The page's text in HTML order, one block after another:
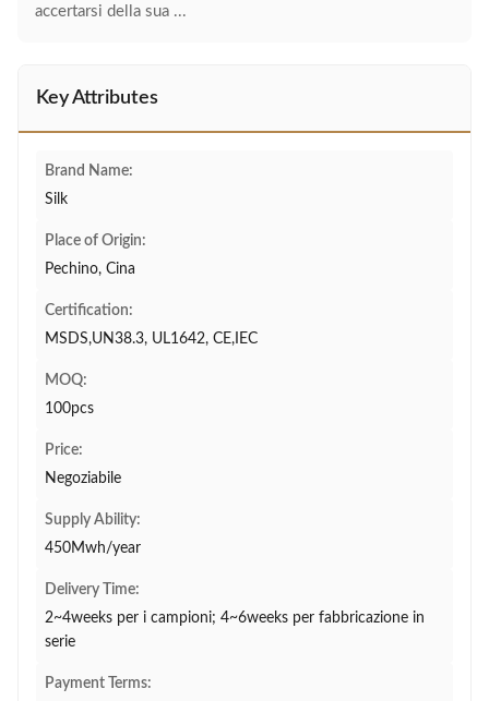
accertarsi della sua ...
Key Attributes
Brand Name:
Silk
Place of Origin:
Pechino, Cina
Certification:
MSDS,UN38.3, UL1642, CE,IEC
MOQ:
100pcs
Price:
Negoziabile
Supply Ability:
450Mwh/year
Delivery Time:
2~4weeks per i campioni; 4~6weeks per fabbricazione in
serie
Payment Terms: